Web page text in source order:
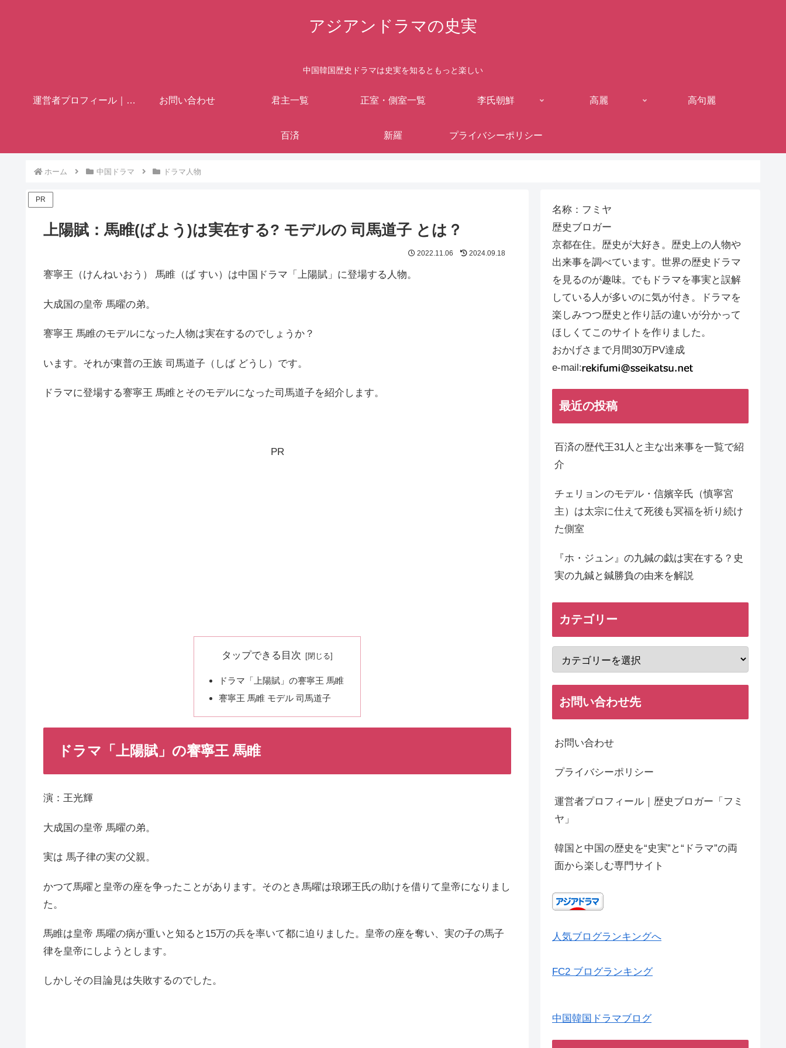
アジアンドラマの史実
中国韓国歴史ドラマは史実を知るともっと楽しい
運営者プロフィール｜歴史ブロガー「フミヤ」 お問い合わせ 君主一覧 正室・側室一覧 李氏朝鮮 高麗 高句麗
百済 新羅 プライバシーポリシー
ホーム 中国ドラマ ドラマ人物
PR
上陽賦：馬睢(ばよう)は実在する? モデルの 司馬道子 とは？
2022.11.06 2024.09.18
謇寧王（けんねいおう） 馬睢（ば すい）は中国ドラマ「上陽賦」に登場する人物。
大成国の皇帝 馬曜の弟。
謇寧王 馬睢のモデルになった人物は実在するのでしょうか？
います。それが東普の王族 司馬道子（しば どうし）です。
ドラマに登場する謇寧王 馬睢とそのモデルになった司馬道子を紹介します。
PR
タップできる目次
ドラマ「上陽賦」の謇寧王 馬睢
謇寧王 馬睢 モデル 司馬道子
ドラマ「上陽賦」の謇寧王 馬睢
演：王光輝
大成国の皇帝 馬曜の弟。
実は 馬子律の実の父親。
かつて馬曜と皇帝の座を争ったことがあります。そのとき馬曜は琅琊王氏の助けを借りて皇帝になりまし
た。
馬睢は皇帝 馬曜の病が重いと知ると15万の兵を率いて都に迫りました。皇帝の座を奪い、実の子の馬子
律を皇帝にしようとします。
しかしその目論見は失敗するのでした。
名称：フミヤ
歴史ブロガー
京都在住。歴史が大好き。歴史上の人物や
出来事を調べています。世界の歴史ドラマ
を見るのが趣味。でもドラマを事実と誤解
している人が多いのに気が付き。ドラマを
楽しみつつ歴史と作り話の違いが分かって
ほしくてこのサイトを作りました。
おかげさまで月間30万PV達成
e-mail:
最近の投稿
百済の歴代王31人と主な出来事を一覧で紹
介
チェリョンのモデル・信嬪辛氏（慎寧宮
主）は太宗に仕えて死後も冥福を祈り続け
た側室
『ホ・ジュン』の九鍼の戯は実在する？史
実の九鍼と鍼勝負の由来を解説
カテゴリー
お問い合わせ先
お問い合わせ
プライバシーポリシー
運営者プロフィール｜歴史ブロガー「フミ
ヤ」
韓国と中国の歴史を“史実”と“ドラマ”の両
面から楽しむ専門サイト
人気ブログランキングへ
FC2 ブログランキング
中国韓国ドラマブログ